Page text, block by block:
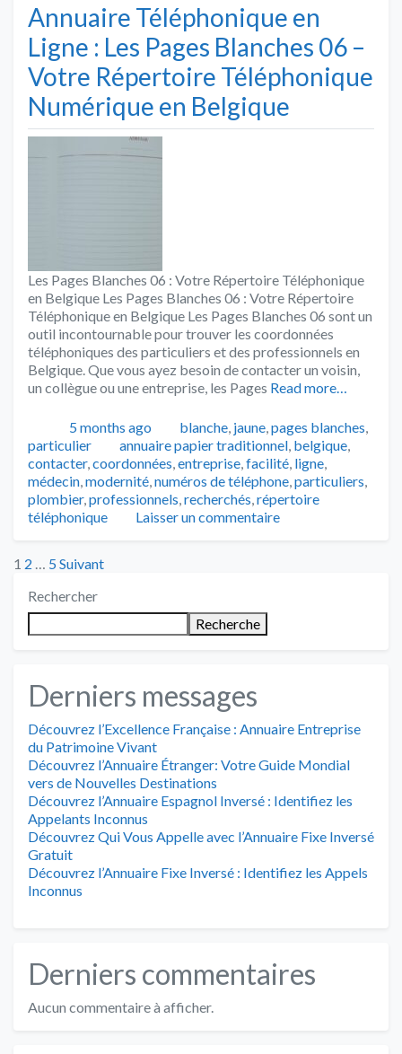
Annuaire Téléphonique en
Ligne : Les Pages Blanches 06 –
Votre Répertoire Téléphonique
Numérique en Belgique
Les Pages Blanches 06 : Votre Répertoire Téléphonique
en Belgique Les Pages Blanches 06 : Votre Répertoire
Téléphonique en Belgique Les Pages Blanches 06 sont un
outil incontournable pour trouver les coordonnées
téléphoniques des particuliers et des professionnels en
Belgique. Que vous ayez besoin de contacter un voisin,
un collègue ou une entreprise, les Pages Read more…
Publié5 months ago Catégories
blanche, jaune,pages blanches,
particulier
Tags
annuaire papier traditionnel, belgique,
contacter,coordonnées,entreprise,facilité, ligne,
médecin,modernité,numéros de téléphone,particuliers,
plombier,professionnels,recherchés,répertoire
téléphonique
Laisser un commentaire
Posts
pagination
1 2 … 5Suivant
Rechercher
Recherche
Derniers messages
Découvrez l’Excellence Française : Annuaire Entreprise
du Patrimoine Vivant
Découvrez l’Annuaire Étranger: Votre Guide Mondial
vers de Nouvelles Destinations
Découvrez l’Annuaire Espagnol Inversé : Identifiez les
Appelants Inconnus
Découvrez Qui Vous Appelle avec l’Annuaire Fixe Inversé
Gratuit
Découvrez l’Annuaire Fixe Inversé : Identifiez les Appels
Inconnus
Derniers commentaires
Aucun commentaire à afficher.